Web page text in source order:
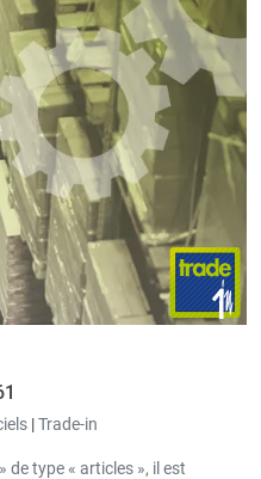
et de la sélection étendue
par utilisateur ou pour
|Trade-in
de type « articles », il est